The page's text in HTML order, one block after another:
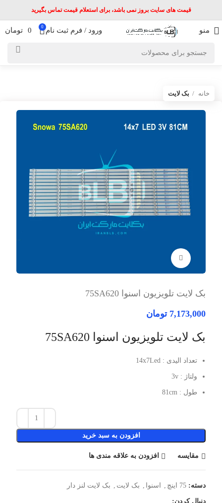
قیمت های سایت بروز نمی باشد، برای استعلام قیمت تماس بگیرید
منو ورود / فرم ثبت نام 0
0 تومان
خانه بک لایت
بک لایت تلویزیون اسنوا 75SA620
7,173,000 تومان
بک لایت تلویزیون اسنوا 75SA620
تعداد الیدی : 14x7Led
ولتاژ : 3v
طول : 81cm
افزودن به سبد خرید
مقایسه افزودن به علاقه مندی ها
دسته: 75 اینچ اسنوا بک لایت بک لایت لنز دار
دنبال کردن: